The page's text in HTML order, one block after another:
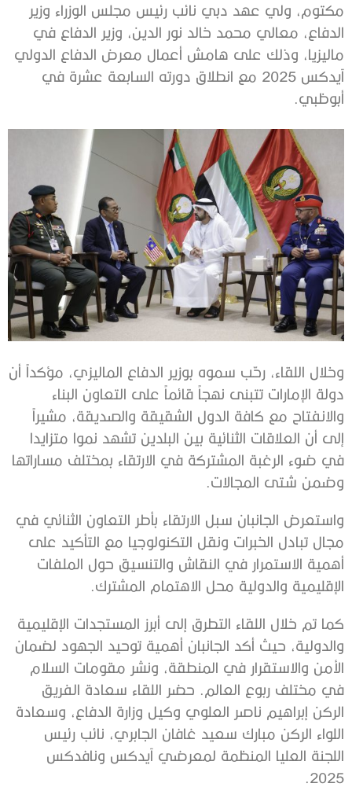
مكتوم، ولي عهد دبي نائب رئيس مجلس الوزراء وزير
الدفاع، معالي محمد خالد نور الدين، وزير الدفاع في
ماليزيا، وذلك على هامش أعمال معرض الدفاع الدولي
آيدكس 2025 مع انطلاق دورته السابعة عشرة في
أبوظبي.
وخلال اللقاء، رحّب سموه بوزير الدفاع الماليزي، مؤكداً أن
دولة الإمارات تتبنى نهجاً قائماً على التعاون البناء
والانفتاح مع كافة الدول الشقيقة والصديقة، مشيراً
إلى أن العلاقات الثنائية بين البلدين تشهد نموا متزايدا
في ضوء الرغبة المشتركة في الارتقاء بمختلف مساراتها
وضمن شتى المجالات.
واستعرض الجانبان سبل الارتقاء بأطر التعاون الثنائي في
مجال تبادل الخبرات ونقل التكنولوجيا مع التأكيد على
أهمية الاستمرار في النقاش والتنسيق حول الملفات
الإقليمية والدولية محل الاهتمام المشترك.
كما تم خلال اللقاء التطرق إلى أبرز المستجدات الإقليمية
والدولية، حيث أكد الجانبان أهمية توحيد الجهود لضمان
الأمن والاستقرار في المنطقة، ونشر مقومات السلام
في مختلف ربوع العالم. حضر اللقاء سعادة الفريق
الركن إبراهيم ناصر العلوي وكيل وزارة الدفاع، وسعادة
اللواء الركن مبارك سعيد غافان الجابري، نائب رئيس
اللجنة العليا المنظمة لمعرضي آيدكس ونافدكس
2025.